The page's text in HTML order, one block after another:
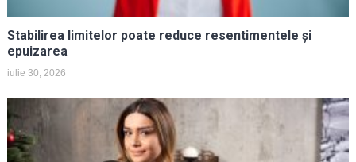
Stabilirea limitelor poate reduce resentimentele și
epuizarea
iulie 30, 2026